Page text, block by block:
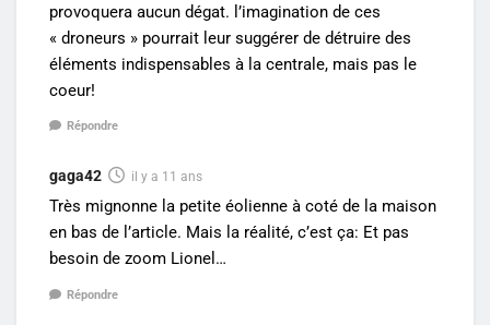
provoquera aucun dégat. l’imagination de ces
« droneurs » pourrait leur suggérer de détruire des
éléments indispensables à la centrale, mais pas le
coeur!
Répondre
gaga42 il y a 11 ans
Très mignonne la petite éolienne à coté de la maison
en bas de l’article. Mais la réalité, c’est ça: Et pas
besoin de zoom Lionel…
Répondre